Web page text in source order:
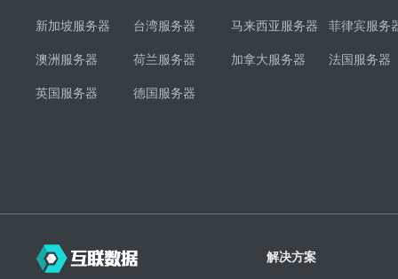
新加坡服务器 台湾服务器 马来西亚服务器 菲律宾服务
澳洲服务器 荷兰服务器 加拿大服务器 法国服务器
英国服务器 德国服务器
解决方案